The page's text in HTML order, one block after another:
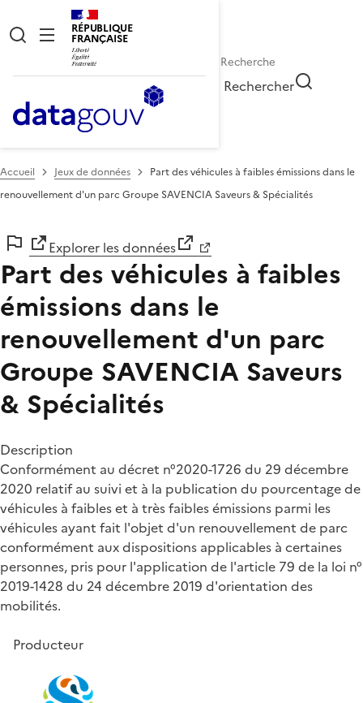
RÉPUBLIQUE
FRANÇAISE
Rechercher
Accueil Jeux de données
Part des véhicules à faibles émissions dans le
renouvellement d'un parc Groupe SAVENCIA Saveurs & Spécialités
Explorer les données
Part des véhicules à faibles
émissions dans le
renouvellement d'un parc
Groupe SAVENCIA Saveurs
& Spécialités
Description
Conformément au décret n°2020-1726 du 29 décembre
2020 relatif au suivi et à la publication du pourcentage de
véhicules à faibles et à très faibles émissions parmi les
véhicules ayant fait l'objet d'un renouvellement de parc
conformément aux dispositions applicables à certaines
personnes, pris pour l'application de l'article 79 de la loi n°
2019-1428 du 24 décembre 2019 d'orientation des
mobilités.
Producteur